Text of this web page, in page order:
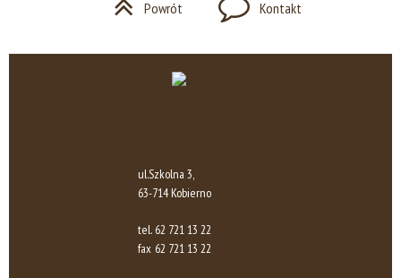
Powrót Kontakt
ul.Szkolna 3,
63-714 Kobierno
tel. 62 721 13 22
fax 62 721 13 22